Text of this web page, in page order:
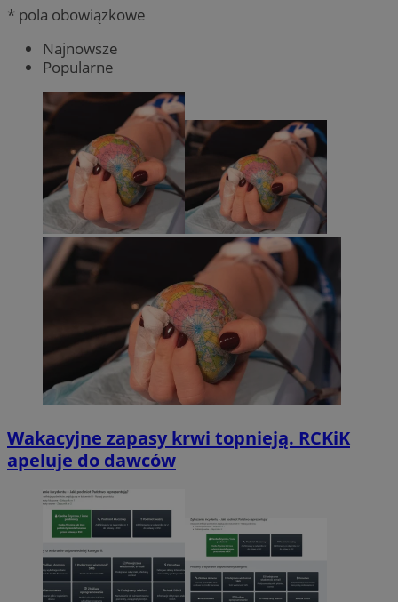
* pola obowiązkowe
Najnowsze
Popularne
Wakacyjne zapasy krwi topnieją. RCKiK
apeluje do dawców